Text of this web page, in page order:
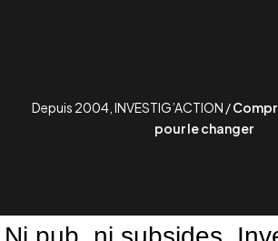
Depuis 2004, INVESTIG’ACTION /
pour le changer